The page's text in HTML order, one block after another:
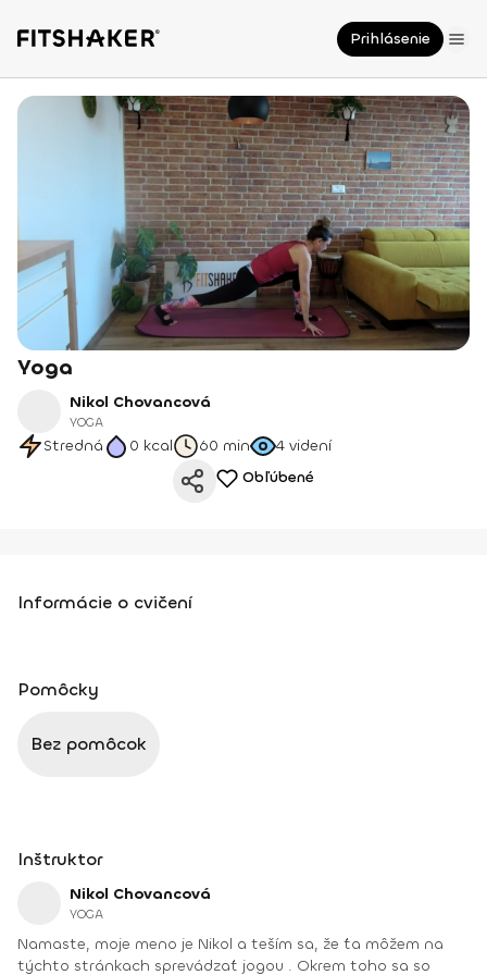
Prihlásenie
Yoga
Nikol Chovancová
YOGA
Stredná 0 kcal 60 min 4 videní
Obľúbené
Informácie o cvičení
Pomôcky
Bez pomôcok
Inštruktor
Nikol Chovancová
YOGA
Namaste, moje meno je Nikol a teším sa, že ťa môžem na
týchto stránkach sprevádzať jogou . Okrem toho sa so